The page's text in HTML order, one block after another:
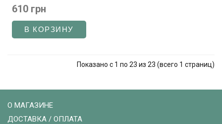
610 грн
Показано с 1 по 23 из 23 (всего 1 страниц)
О МАГАЗИНЕ
ДОСТАВКА / ОПЛАТА